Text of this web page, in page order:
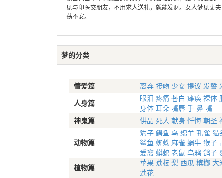
见与印医交朋友，不用求人送礼，就能发财。女人梦见丈
荡不安。
梦的分类
情爱篇 离弃 接吻 少女 提议 发誓
人身篇
眼泪 疼痛 苍白 瘫痪 裸体
身体 耳朵 嘴唇 手 鼻 嘴
神鬼篇
供品 死人 献身 忏悔 朝圣
动物篇
豹子 鳄鱼 鸟 绵羊 孔雀 猫
鲨鱼 蜘蛛 麻雀 蜗牛 猴子
爱禽 蟒蛇 老鼠 乌鸦 鸽子
植物篇
苹果 荔枝 梨 西瓜 槟榔 大
莲花